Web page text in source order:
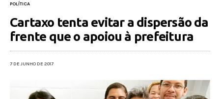
POLÍTICA
Cartaxo tenta evitar a dispersão da
frente que o apoiou à prefeitura
7 DE JUNHO DE 2017